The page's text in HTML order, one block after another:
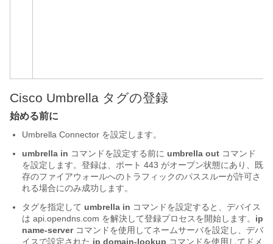
Cisco Umbrella タグの登録
始める前に
Umbrella Connector を設定します。
umbrella in コマンドを設定する前に umbrella out コマンド
を設定します。登録は、ポート 443 がオープン状態にあり、既
存のファイアウォールへのトラフィックのパススルーが許可さ
れる場合にのみ成功します。
タグを指定して umbrella in コマンドを設定すると、デバイス
は api.opendns.com を解決して登録プロセスを開始します。 ip
name-server コマンドを使用してネームサーバを設定し、デバ
イスで設定された ip domain-lookup コマンドを使用してドメ